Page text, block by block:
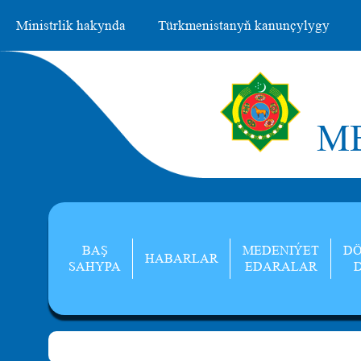
Ministrlik hakynda Türkmenistanyň kanunçylygy
BAŞ
SAHYPA
HABARLAR
MEDENIÝET
EDARALAR